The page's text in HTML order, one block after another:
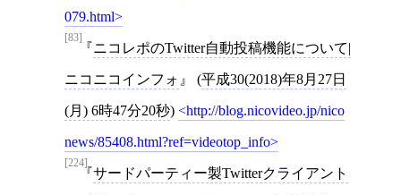
079.html
[83]
ニコレポのTwitter自動投稿機能について|
ニコニコインフォ (平成30(2018)年8月27日
(月) 6時47分20秒) http://blog.nicovideo.jp/nico
news/85408.html?ref=videotop_info
[224]
サードパーティー製Twitterクライアント